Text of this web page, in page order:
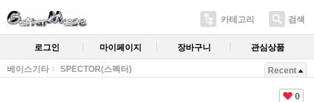
카테고리 검색
로그인 마이페이지 장바구니 관심상품
베이스기타 SPECTOR(스펙터) Recent
0